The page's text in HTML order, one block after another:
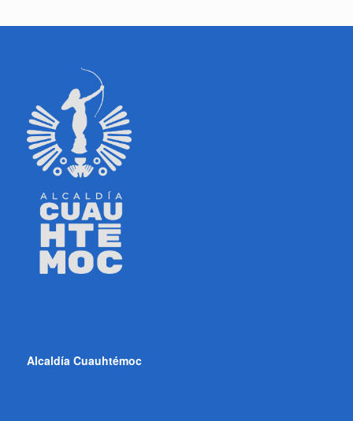
Alcaldía Cuauhtémoc